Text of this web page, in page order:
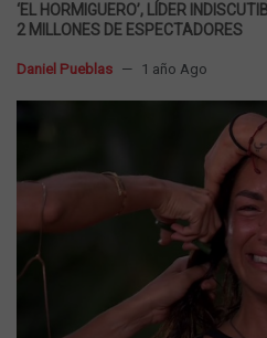
‘EL HORMIGUERO’, LÍDER
2 MILLONES DE ESPECTADORES
Daniel Pueblas 1 año Ago